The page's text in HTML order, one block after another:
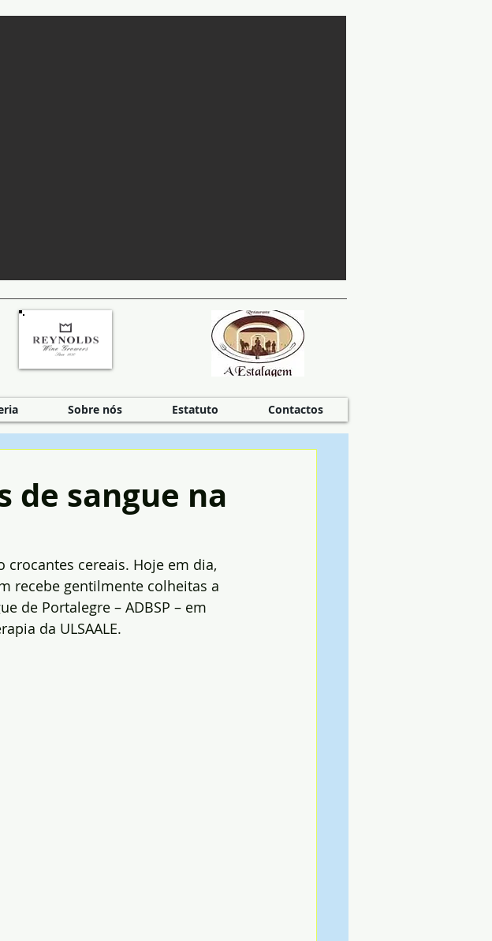
Sobre nós Estatuto Contactos
de sangue na
cereais. Hoje em dia,
recebe gentilmente colheitas a
de Portalegre – ADBSP – em
da ULSAALE.